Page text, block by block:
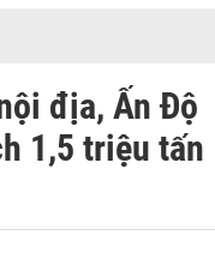
địa, Ấn Độ
1,5 triệu tấn